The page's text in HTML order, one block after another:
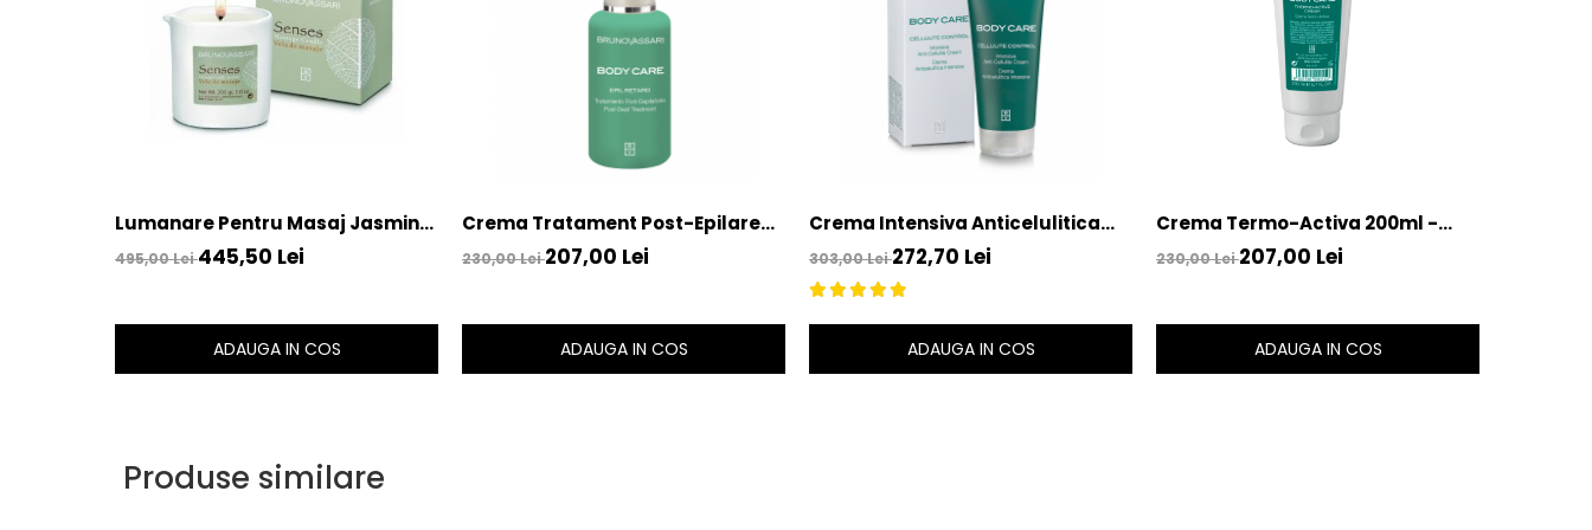
Lumanare Pentru Masaj Jasmine
200gr – Bruno Vassari
495,00 Lei445,50 Lei
ADAUGA IN COS
Crema Tratament Post-Epilare
100ml - Epil Retard – Bruno
230,00 Lei207,00 Lei
ADAUGA IN COS
Crema Intensiva Anticelulitica
200ml - Cellulite Control-Bruno
Vassari
303,00 Lei272,70 Lei
ADAUGA IN COS
Crema Termo-Activa 200ml -
Thermo-Active Cream – Bruno
230,00 Lei207,00 Lei
ADAUGA IN COS
Produse similare